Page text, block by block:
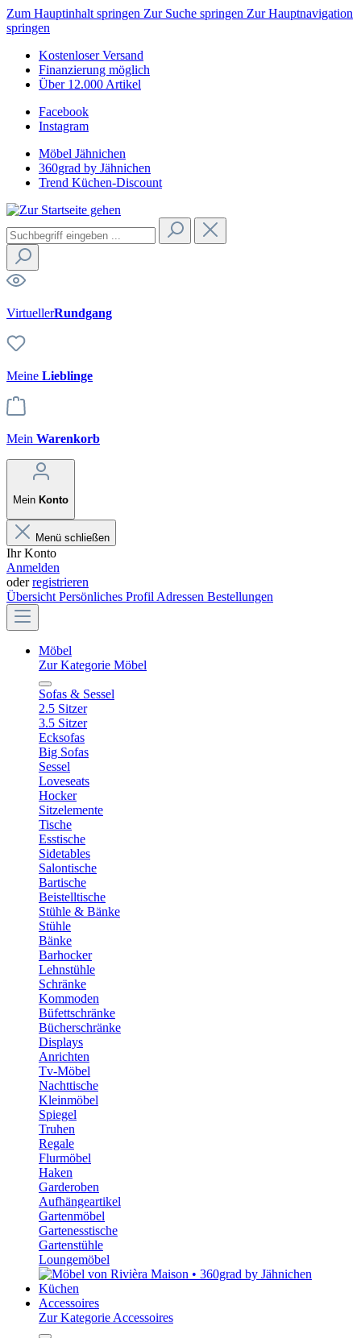
Zum Hauptinhalt springen Zur Suche springen Zur Hauptnavigation
springen
Kostenloser Versand
Finanzierung möglich
Über 12.000 Artikel
Facebook
Instagram
Möbel Jähnichen
360grad by Jähnichen
Trend Küchen-Discount
VirtuellerRundgang
Meine Lieblinge
Mein Warenkorb
Mein Konto
Menü schließen
Ihr Konto
Anmelden
oderregistrieren
Übersicht Persönliches Profil Adressen Bestellungen
Möbel
Zur Kategorie Möbel
Sofas & Sessel
2.5 Sitzer
3.5 Sitzer
Ecksofas
Big Sofas
Sessel
Loveseats
Hocker
Sitzelemente
Tische
Esstische
Sidetables
Salontische
Bartische
Beistelltische
Stühle & Bänke
Stühle
Bänke
Barhocker
Lehnstühle
Schränke
Kommoden
Büfettschränke
Bücherschränke
Displays
Anrichten
Tv-Möbel
Nachttische
Kleinmöbel
Spiegel
Truhen
Regale
Flurmöbel
Haken
Garderoben
Aufhängeartikel
Gartenmöbel
Gartenesstische
Gartenstühle
Loungemöbel
Küchen
Accessoires
Zur Kategorie Accessoires